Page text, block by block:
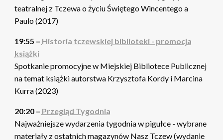
teatralnej z Tczewa o życiu Świętego Wincentego a
Paulo (2017)
19:55 – Historia tczewskiej biblioteki - promocja
książki
Spotkanie promocyjne w Miejskiej Bibliotece Publicznej
na temat książki autorstwa Krzysztofa Kordy i Marcina
Kurra (2023)
20:20 – Przegląd Tygodnia
Najważniejsze wydarzenia tygodnia w pigułce - wybrane
materiały z ostatnich magazynów Nasz Tczew (wydanie